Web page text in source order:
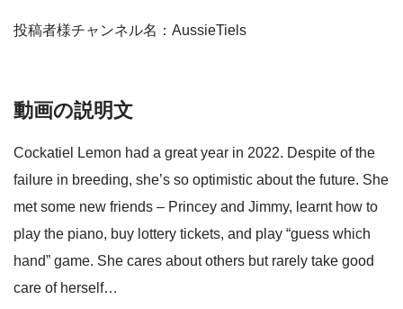
投稿者様チャンネル名：AussieTiels
動画の説明文
Cockatiel Lemon had a great year in 2022. Despite of the
failure in breeding, she’s so optimistic about the future. She
met some new friends – Princey and Jimmy, learnt how to
play the piano, buy lottery tickets, and play “guess which
hand” game. She cares about others but rarely take good
care of herself…